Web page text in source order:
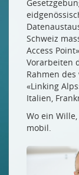
Schweiz
Access
Vorarbeiten
Rahmen
«Linking
Italien,
Wo ein
mobil.